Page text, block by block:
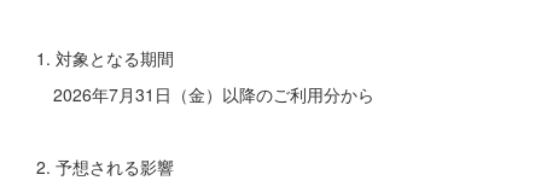
1. 対象となる期間
2026年7月31日（金）以降のご利用分から
2. 予想される影響